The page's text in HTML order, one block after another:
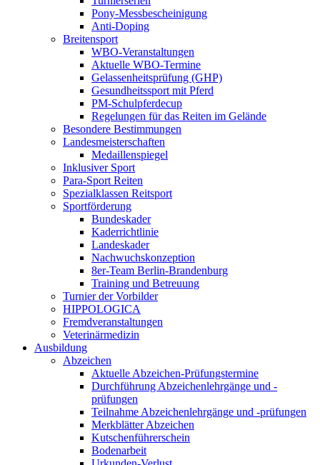
Pony-Messbescheinigung
Anti-Doping
Breitensport
WBO-Veranstaltungen
Aktuelle WBO-Termine
Gelassenheitsprüfung (GHP)
Gesundheitssport mit Pferd
PM-Schulpferdecup
Regelungen für das Reiten im Gelände
Besondere Bestimmungen
Landesmeisterschaften
Medaillenspiegel
Inklusiver Sport
Para-Sport Reiten
Spezialklassen Reitsport
Sportförderung
Bundeskader
Kaderrichtlinie
Landeskader
Nachwuchskonzeption
8er-Team Berlin-Brandenburg
Training und Betreuung
Turnier der Vorbilder
HIPPOLOGICA
Fremdveranstaltungen
Veterinärmedizin
Ausbildung
Abzeichen
Aktuelle Abzeichen-Prüfungstermine
Durchführung Abzeichenlehrgänge und -
prüfungen
Teilnahme Abzeichenlehrgänge und -prüfungen
Merkblätter Abzeichen
Kutschenführerschein
Bodenarbeit